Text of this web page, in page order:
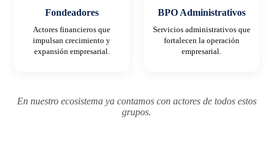
Fondeadores
Actores financieros que
impulsan crecimiento y
expansión empresarial.
BPO Administrativos
Servicios administrativos que
fortalecen la operación
empresarial.
En nuestro ecosistema ya contamos con actores de todos estos
grupos.